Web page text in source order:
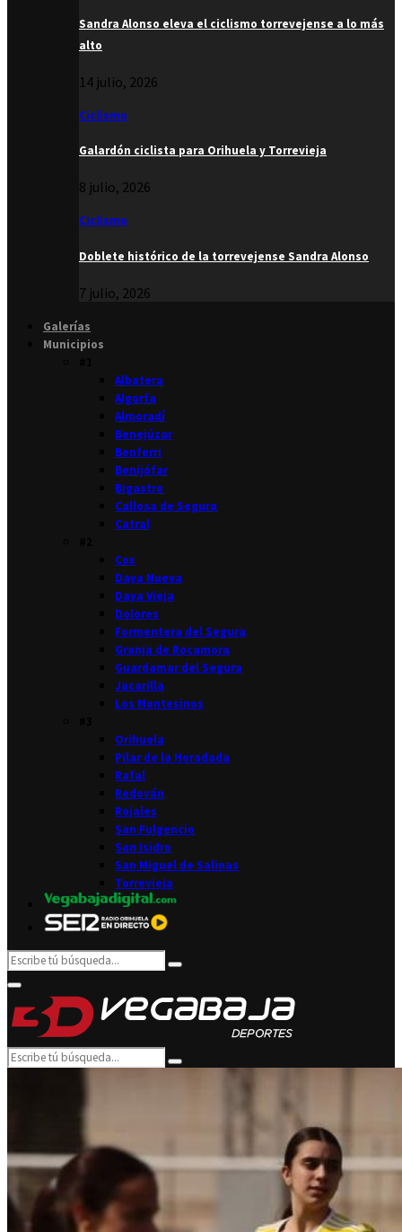
Sandra Alonso eleva el ciclismo torrevejense a lo más
alto
14 julio, 2026
Ciclismo
Galardón ciclista para Orihuela y Torrevieja
8 julio, 2026
Ciclismo
Doblete histórico de la torrevejense Sandra Alonso
7 julio, 2026
Galerías
Municipios
Albatera
Algorfa
Almoradí
Benejúzar
Benferri
Benijófar
Bigastro
Callosa de Segura
Catral
Cox
Daya Nueva
Daya Vieja
Dolores
Formentera del Segura
Granja de Rocamora
Guardamar del Segura
Jacarilla
Los Montesinos
Orihuela
Pilar de la Horadada
Rafal
Redován
Rojales
San Fulgencio
San Isidro
San Miguel de Salinas
Torrevieja
Search
for:
Search
Primary
Menu
Search
for:
Search